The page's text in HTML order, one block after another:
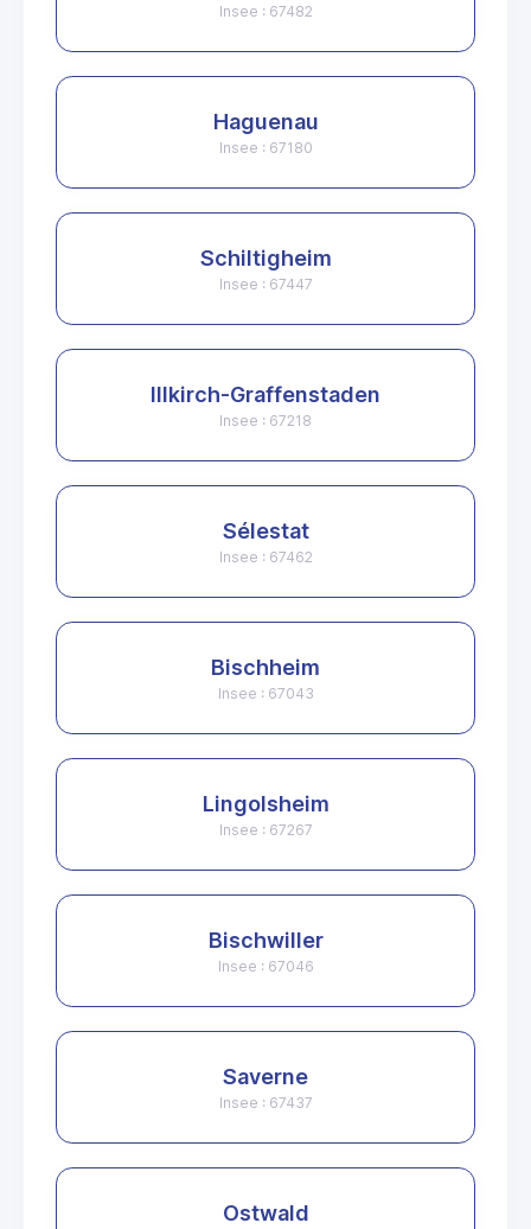
Insee : 67482
Haguenau
Insee : 67180
Schiltigheim
Insee : 67447
Illkirch-Graffenstaden
Insee : 67218
Sélestat
Insee : 67462
Bischheim
Insee : 67043
Lingolsheim
Insee : 67267
Bischwiller
Insee : 67046
Saverne
Insee : 67437
Ostwald